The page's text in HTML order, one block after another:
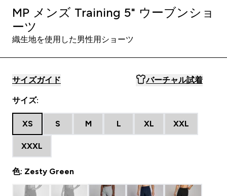
MP メンズ Training 5" ウーブンショ
ーツ
織生地を使用した男性用ショーツ
サイズガイド バーチャル試着
サイズ:
XS S M L XL XXL
XXXL
色: Zesty Green